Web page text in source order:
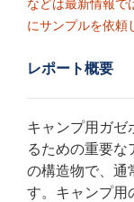
などは最新情報で
にサンプルを依頼
レポート概要
キャンプ用ガゼ
るための重要な
の構造物で、通
す。キャンプ用